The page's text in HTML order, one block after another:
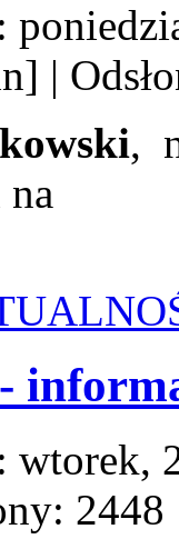
|
,
wtorek,
2448